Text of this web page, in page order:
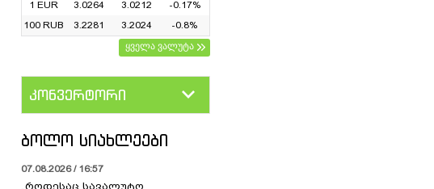
1 EUR
3.0264 3.0212
-0.17%
100 RUB
3.2281 3.2024
-0.8%
ყველა ვალუტა
კონვერტორი
ᲑᲝᲚᲝ ᲡᲘᲐᲮᲚᲔᲔᲑᲘ
07.08.2026 / 16:57
„როდესაც სავალუტო